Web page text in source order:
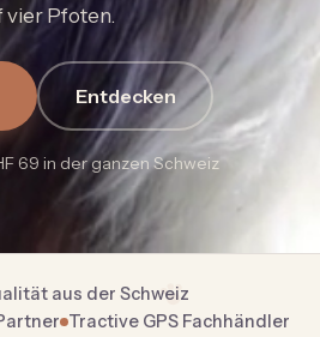
vier Pfoten.
Entdecken
69 in der ganzen Schweiz
aus der Schweiz
Tractive GPS Fachhändler